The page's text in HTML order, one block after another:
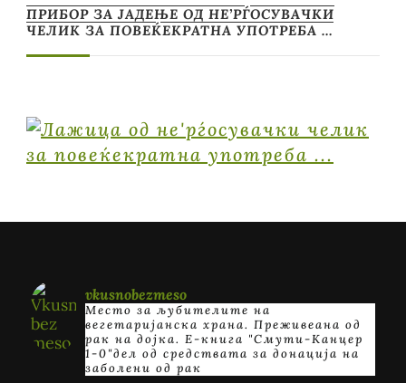
ПРИБОР ЗА ЈАДЕЊЕ ОД НЕ’РЃОСУВАЧКИ
ЧЕЛИК ЗА ПОВЕЌЕКРАТНА УПОТРЕБА …
vkusnobezmeso
Место за љубителите на
вегетаријанска храна. Преживеана од
рак на дојка. E-книга "Смути-Канцер
1-0"дел од средствата за донација на
заболени од рак